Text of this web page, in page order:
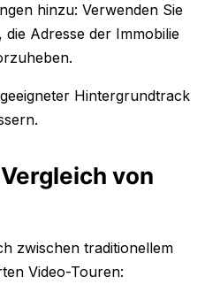
hinzu: Verwenden Sie
Adresse der Immobilie
Hintergrundtrack
von
zwischen traditionellem
Video-Touren: